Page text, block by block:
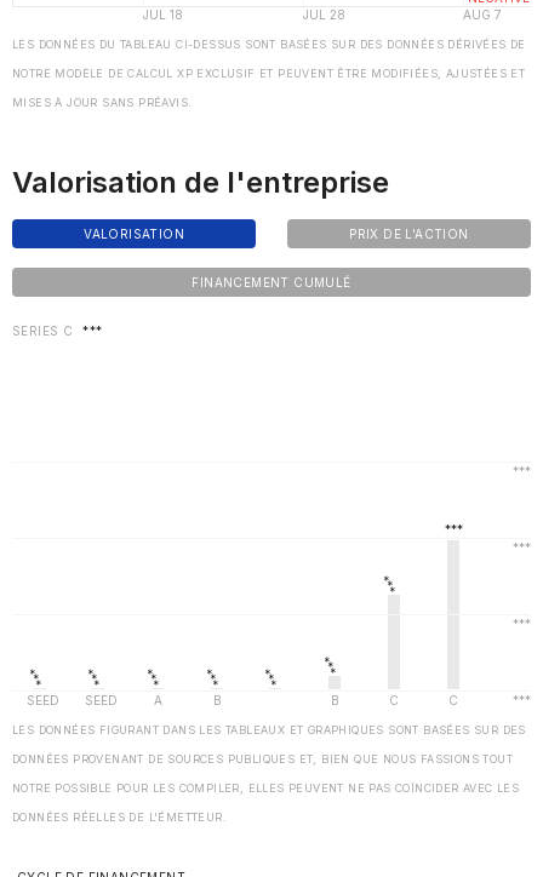
LES DONNÉES DU TABLEAU CI-DESSUS SONT BASÉES SUR DES DONNÉES DÉRIVÉES DE
NOTRE MODÈLE DE CALCUL XP EXCLUSIF ET PEUVENT ÊTRE MODIFIÉES, AJUSTÉES ET
MISES À JOUR SANS PRÉAVIS.
Valorisation de l'entreprise
VALORISATION PRIX DE L'ACTION
FINANCEMENT CUMULÉ
SERIES C ***
LES DONNÉES FIGURANT DANS LES TABLEAUX ET GRAPHIQUES SONT BASÉES SUR DES
DONNÉES PROVENANT DE SOURCES PUBLIQUES ET, BIEN QUE NOUS FASSIONS TOUT
NOTRE POSSIBLE POUR LES COMPILER, ELLES PEUVENT NE PAS COÏNCIDER AVEC LES
DONNÉES RÉELLES DE L'ÉMETTEUR.